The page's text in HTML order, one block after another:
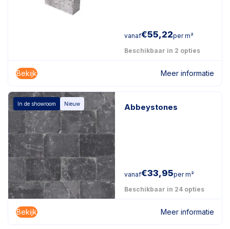
vanaf€55,22per m²
Beschikbaar in 2 opties
Bekijk Meer informatie
In de showroom Nieuw Abbeystones
vanaf€33,95per m²
Beschikbaar in 24 opties
Bekijk Meer informatie